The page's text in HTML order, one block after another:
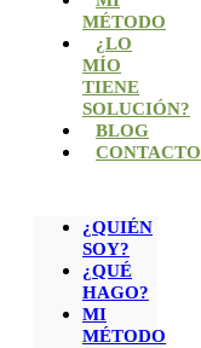
MÉTODO
¿LO
MÍO
TIENE
SOLUCIÓN?
BLOG
CONTACTO
¿QUIÉN
SOY?
¿QUÉ
HAGO?
MI
MÉTODO